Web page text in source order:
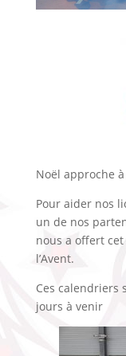
Noël approche
Pour aider nos
un de nos
nous a offert
l’Avent.
Ces calendriers
jours à venir